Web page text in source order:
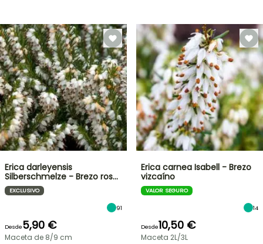
Erica darleyensis
Silberschmelze - Brezo ros…
EXCLUSIVO
91
Desde5,90 €
Maceta de 8/9 cm
Erica carnea Isabell - Brezo
vizcaíno
VALOR SEGURO
14
Desde10,50 €
Maceta 2L/3L